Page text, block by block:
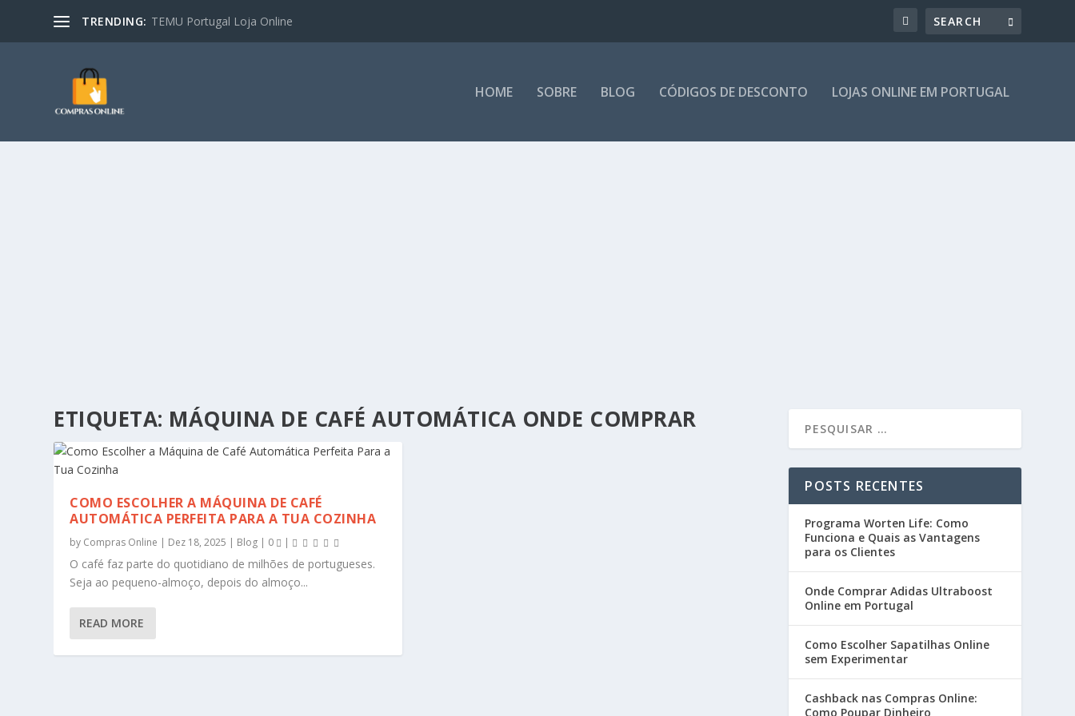
TRENDING: TEMU Portugal Loja Online
HOME SOBRE BLOG CÓDIGOS DE DESCONTO LOJAS ONLINE EM PORTUGAL
ETIQUETA: MÁQUINA DE CAFÉ AUTOMÁTICA ONDE COMPRAR
COMO ESCOLHER A MÁQUINA DE CAFÉ
AUTOMÁTICA PERFEITA PARA A TUA COZINHA
by Compras Online | Dez 18, 2025 | Blog | 0 |
O café faz parte do quotidiano de milhões de portugueses.
Seja ao pequeno-almoço, depois do almoço...
READ MORE
POSTS RECENTES
Programa Worten Life: Como
Funciona e Quais as Vantagens
para os Clientes
Onde Comprar Adidas Ultraboost
Online em Portugal
Como Escolher Sapatilhas Online
sem Experimentar
Cashback nas Compras Online:
Como Poupar Dinheiro